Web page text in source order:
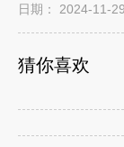
日期： 2024-11-29
猜你喜欢